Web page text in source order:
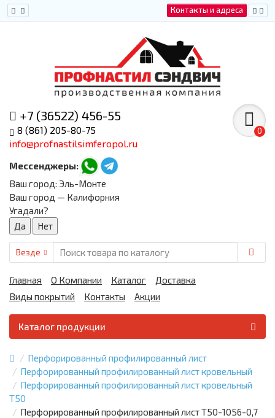
Контакты и адреса
+7 (36522) 456-55
8 (861) 205-80-75
info@profnastilsimferopol.ru
Мессенджеры:
0
Ваш город: Эль-Монте
Ваш город — Калифорния
Угадали?
Везде
Главная О Компании Каталог
Доставка
Виды покрытий
Контакты Акции
Каталог продукции
Перфорированный профилированный лист
Перфорированный профилированный лист кровельный
Перфорированный профилированный лист кровельный
Т50
Перфорированный профилированный лист Т50-1056-0,7